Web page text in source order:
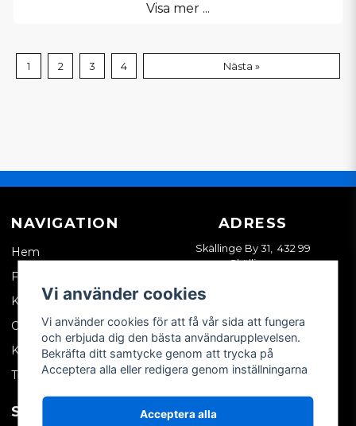
Visa mer ...
1 2 3 4 Nästa »
NAVIGATION
Hem
Företagskund
Kontakta oss
Om oss
Köpvillkor
Tips & trix
ADRESS
Skällinge By 31, 432 99
Skällinge
SOCIALA MEDIER MITT KONTO
Vi använder cookies
Vi använder cookies för att få vår sida att fungera
och erbjuda dig den bästa användarupplevelsen.
Bekräfta ditt samtycke genom att trycka på
Acceptera alla eller redigera genom inställningarna
Acceptera alla